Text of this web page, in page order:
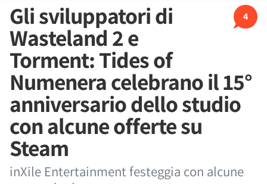
4
Gli sviluppatori di
Wasteland 2 e
Torment: Tides of
Numenera celebrano il 15°
anniversario dello studio
con alcune offerte su
Steam
inXile Entertainment festeggia con alcune